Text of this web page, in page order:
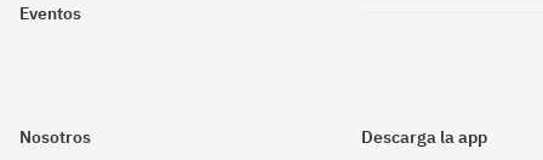
Eventos
Nosotros Descarga la app